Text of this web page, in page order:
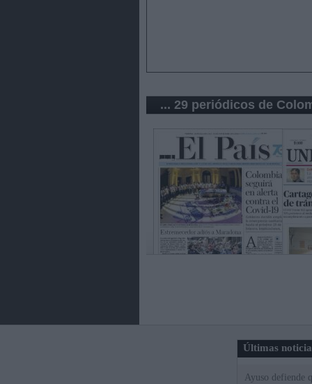
... 29 periódicos de
Últimas
Ayuso defiende